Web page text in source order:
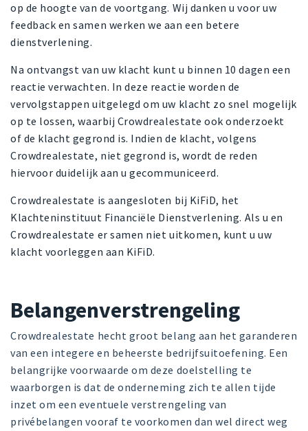
op de hoogte van de voortgang. Wij danken u voor uw
feedback en samen werken we aan een betere
dienstverlening.
Na ontvangst van uw klacht kunt u binnen 10 dagen een
reactie verwachten. In deze reactie worden de
vervolgstappen uitgelegd om uw klacht zo snel mogelijk
op te lossen, waarbij Crowdrealestate ook onderzoekt
of de klacht gegrond is. Indien de klacht, volgens
Crowdrealestate, niet gegrond is, wordt de reden
hiervoor duidelijk aan u gecommuniceerd.
Crowdrealestate is aangesloten bij KiFiD, het
Klachteninstituut Financiële Dienstverlening. Als u en
Crowdrealestate er samen niet uitkomen, kunt u uw
klacht voorleggen aan KiFiD.
Belangenverstrengeling
Crowdrealestate hecht groot belang aan het garanderen
van een integere en beheerste bedrijfsuitoefening. Een
belangrijke voorwaarde om deze doelstelling te
waarborgen is dat de onderneming zich te allen tijde
inzet om een eventuele verstrengeling van
privébelangen vooraf te voorkomen dan wel direct weg